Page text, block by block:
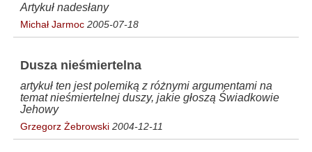
Artykuł nadesłany
Michał Jarmoc 2005-07-18
Dusza nieśmiertelna
artykuł ten jest polemiką z różnymi argumentami na
temat nieśmiertelnej duszy, jakie głoszą Świadkowie
Jehowy
Grzegorz Żebrowski 2004-12-11